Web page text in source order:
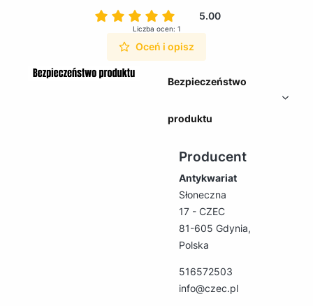
5.00
Liczba ocen: 1
Oceń i opisz
Bezpieczeństwo
produktu
Producent
Antykwariat
Słoneczna
17 - CZEC
81-605 Gdynia,
Polska
516572503
info@czec.pl